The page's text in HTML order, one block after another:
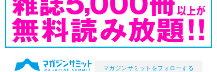
マガジンサミットをフォローする